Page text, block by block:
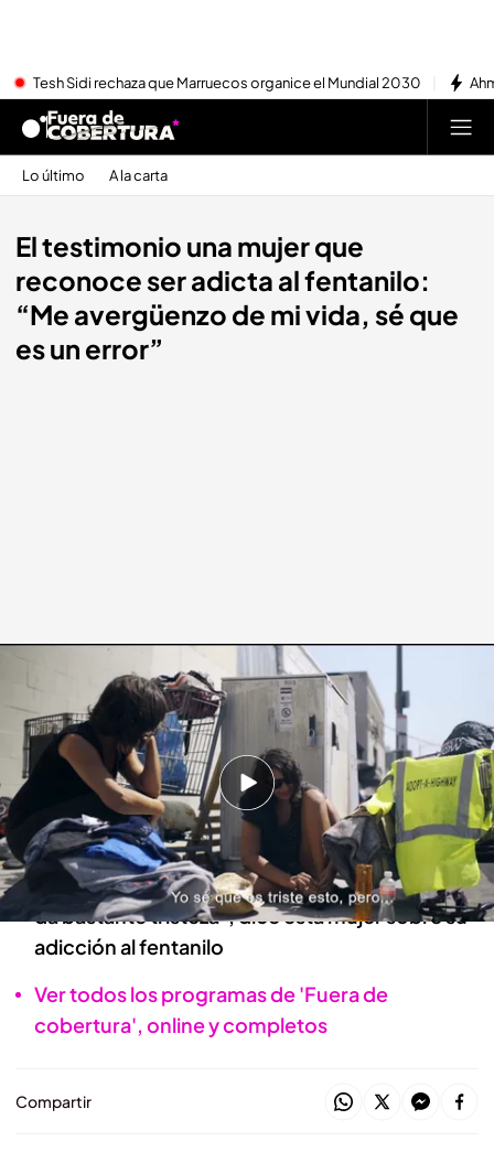
Tesh Sidi rechaza que Marruecos organice el Mundial 2030
Lo último A la carta
El testimonio una mujer que
reconoce ser adicta al fentanilo:
“Me avergüenzo de mi vida, sé que
es un error”
Fuera de cobertura
23 OCT 2023 - 23:17h.
Alejandra Andrade habla con una mujer que se
reconoce como adicta a la droga 'zombie'
"Si sé que esto es un error y entonces eso me
da bastante tristeza", dice esta mujer sobre su
adicción al fentanilo
Ver todos los programas de 'Fuera de
cobertura', online y completos
Compartir